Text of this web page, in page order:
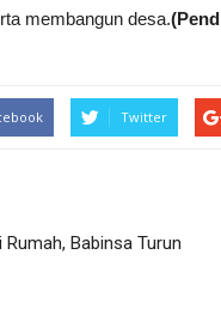
membangun desa.
Twitter
Babinsa Turun